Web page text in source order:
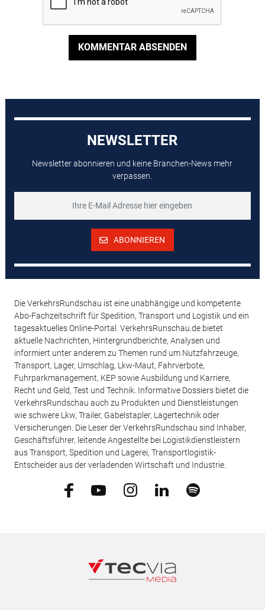
KOMMENTAR ABSENDEN
NEWSLETTER
Newsletter abonnieren und keine Branchen-News mehr
verpassen.
ABONNIEREN
Die VerkehrsRundschau ist eine unabhängige und kompetente
Abo-Fachzeitschrift für Spedition, Transport und Logistik und ein
tagesaktuelles Online-Portal. VerkehrsRunschau.de bietet
aktuelle Nachrichten, Hintergrundberichte, Analysen und
informiert unter anderem zu Themen rund um Nutzfahrzeuge,
Transport, Lager, Umschlag, Lkw-Maut, Fahrverbote,
Fuhrparkmanagement, KEP sowie Ausbildung und Karriere,
Recht und Geld, Test und Technik. Informative Dossiers bietet die
VerkehrsRundschau auch zu Produkten und Dienstleistungen
wie schwere Lkw, Trailer, Gabelstapler, Lagertechnik oder
Versicherungen. Die Leser der VerkehrsRundschau sind Inhaber,
Geschäftsführer, leitende Angestellte bei Logistikdienstleistern
aus Transport, Spedition und Lagerei, Transportlogistik-
Entscheider aus der verladenden Wirtschaft und Industrie.